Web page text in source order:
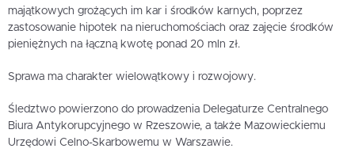
majątkowych grożących im kar i środków karnych, poprzez
zastosowanie hipotek na nieruchomościach oraz zajęcie środków
pieniężnych na łączną kwotę ponad 20 mln zł.
Sprawa ma charakter wielowątkowy i rozwojowy.
Śledztwo powierzono do prowadzenia Delegaturze Centralnego
Biura Antykorupcyjnego w Rzeszowie, a także Mazowieckiemu
Urzędowi Celno-Skarbowemu w Warszawie.